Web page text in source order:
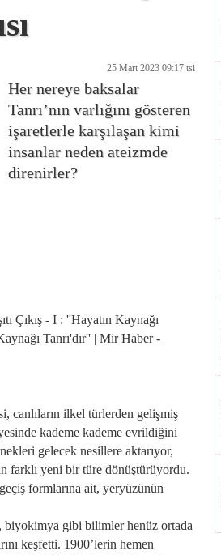
25 Mart 2023 09:17 tsi
Her nereye baksalar
Tanrı’nın varlığını gösteren
işaretlerle karşılaşan kimi
insanlar neden ateizmde
direnirler?
Çıkış - I : ''Hayatın Kaynağı
Tanrı'dır'' | Mir Haber -
canlıların ilkel türlerden gelişmiş
kademe kademe evrildiğini
gelecek nesillere aktarıyor,
farklı yeni bir türe dönüştürüyordu.
formlarına ait, yeryüzünün
biyokimya gibi bilimler henüz ortada
keşfetti. 1900’lerin hemen